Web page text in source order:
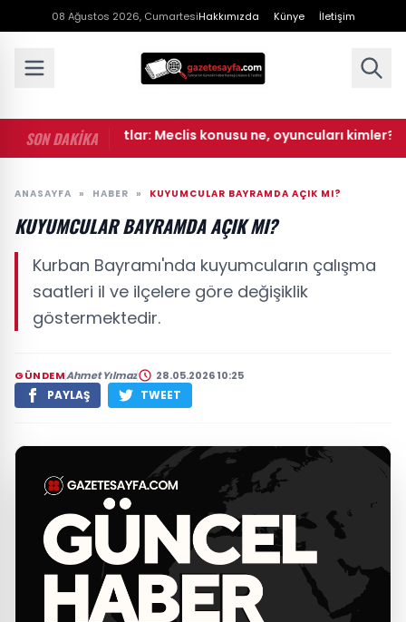
08 Ağustos 2026, CumartesiHakkımızda Künye İletişim
SON DAKİKA
• İllegal Hayatlar: Meclis konusu ne, oyuncuları kimler?
ANASAYFA » HABER » KUYUMCULAR BAYRAMDA AÇIK MI?
KUYUMCULAR BAYRAMDA AÇIK MI?
Kurban Bayramı'nda kuyumcuların çalışma
saatleri il ve ilçelere göre değişiklik
göstermektedir.
GÜNDEMAhmet Yılmaz 28.05.2026 10:25
PAYLAŞ TWEET